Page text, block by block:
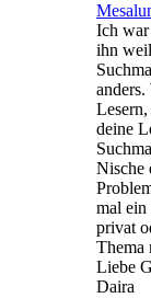
Ich
ihn
deine
Nische
mal ein
privat
Thema
Liebe
Daira